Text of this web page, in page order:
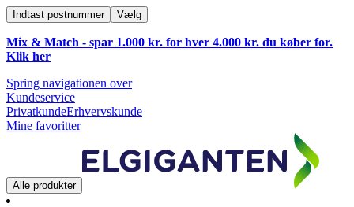
Indtast postnummer Vælg
Mix & Match - spar 1.000 kr. for hver 4.000 kr. du køber for.
Klik her
Spring navigationen over
Kundeservice
PrivatkundeErhvervskunde
Mine favoritter
Alle produkter